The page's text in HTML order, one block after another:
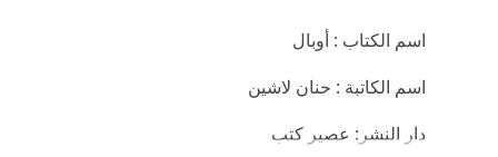
اسم الكتاب : أوبال
اسم الكاتبة : حنان لاشين
دار النشر: عصير كتب